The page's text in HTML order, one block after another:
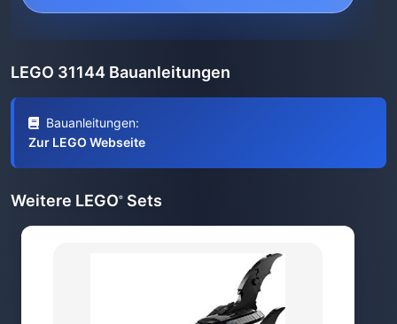
LEGO 31144 Bauanleitungen
Bauanleitungen:
Zur LEGO Webseite
Weitere LEGO® Sets